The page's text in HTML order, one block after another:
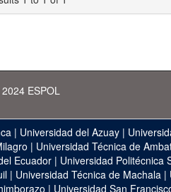
ESPOL
| Universidad del Azuay |
| Universidad Técnica de
Ecuador| Universidad Politécnica
| Universidad Técnica de Machala |
| Universidad San